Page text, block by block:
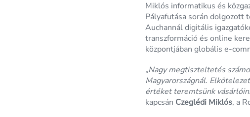
Miklós informatikus és
Pályafutása során dolgozott
Auchannál digitális
transzformáció és online
központjában globális e-
„Nagy megtiszteltetés
Magyarországnál.
értéket teremtsünk
kapcsán Czeglédi Miklós, a